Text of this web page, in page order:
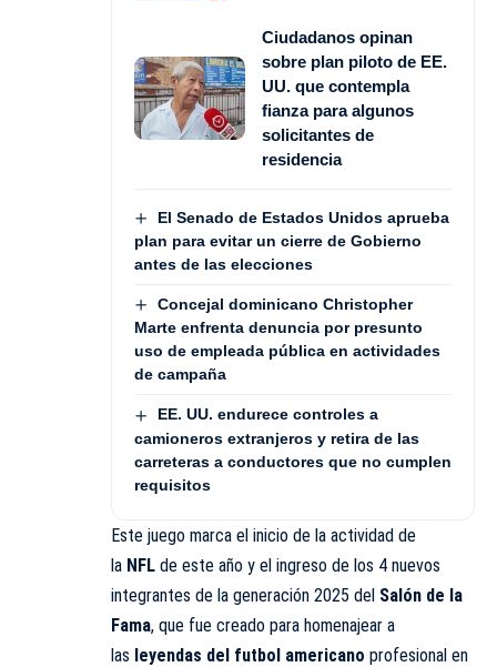
Ciudadanos opinan
sobre plan piloto de EE.
UU. que contempla
fianza para algunos
solicitantes de
residencia
El Senado de Estados Unidos aprueba
plan para evitar un cierre de Gobierno
antes de las elecciones
Concejal dominicano Christopher
Marte enfrenta denuncia por presunto
uso de empleada pública en actividades
de campaña
EE. UU. endurece controles a
camioneros extranjeros y retira de las
carreteras a conductores que no cumplen
requisitos
Este juego marca el inicio de la actividad de
la NFL de este año y el ingreso de los 4 nuevos
integrantes de la generación 2025 del Salón de la
Fama, que fue creado para homenajear a
las leyendas del futbol americano profesional en